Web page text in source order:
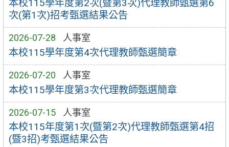
本校115學年度第2次(暨第3次)代理教師甄選第6
次(第1次)招考甄選結果公告
2026-07-28 人事室
本校115學年度第4次代理教師甄選簡章
2026-07-20 人事室
本校115學年度第3次代理教師甄選簡章
2026-07-15 人事室
本校115年度第1次(暨第2次)代理教師甄選第4招
(暨3招)考甄選結果公告